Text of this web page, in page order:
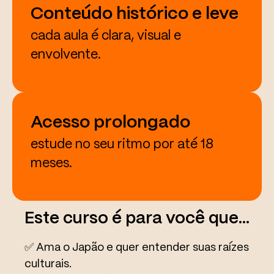
Conteúdo histórico e leve
cada aula é clara, visual e
envolvente.
Acesso prolongado
estude no seu ritmo por até 18
meses.
Este curso é para você que…
✅ Ama o Japão e quer entender suas raízes
culturais.